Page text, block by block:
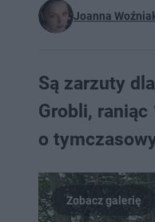
Joanna
Są zarzuty
Grobli,
o